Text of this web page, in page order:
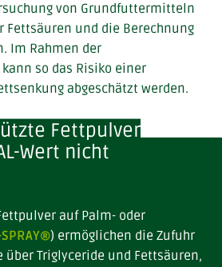
von Grundfuttermitteln
Fettsäuren und die Berechnung
Im Rahmen der
so das Risiko einer
abgeschätzt werden.
Fettpulver
Wert nicht
auf Palm- oder
SPRAY®) ermöglichen die Zufuhr
über Triglyceride und Fettsäuren,